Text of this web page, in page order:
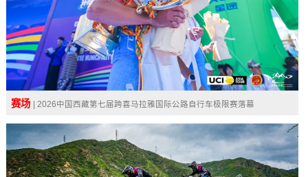
赛场 | 2026中国西藏第七届跨喜马拉雅国际公路自行车极限赛落幕